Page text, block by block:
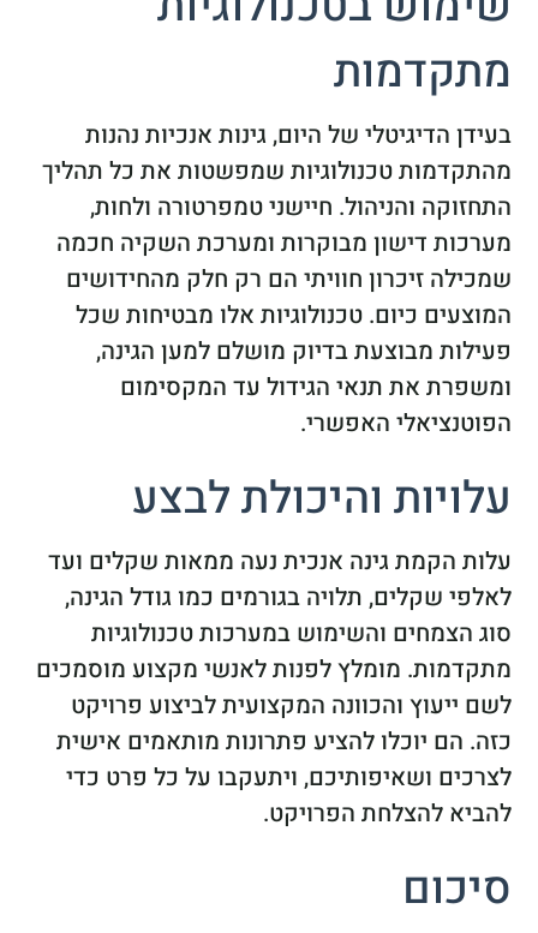
מתקדמות
בעידן הדיגיטלי של היום, גינות אנכיות נהנות
מהתקדמות טכנולוגיות שמפשטות את כל תהליך
התחזוקה והניהול. חיישני טמפרטורה ולחות,
מערכות דישון מבוקרות ומערכת השקיה חכמה
שמכילה זיכרון חוויתי הם רק חלק מהחידושים
המוצעים כיום. טכנולוגיות אלו מבטיחות שכל
פעילות מבוצעת בדיוק מושלם למען הגינה,
ומשפרת את תנאי הגידול עד המקסימום
הפוטנציאלי האפשרי.
עלויות והיכולת לבצע
עלות הקמת גינה אנכית נעה ממאות שקלים ועד
לאלפי שקלים, תלויה בגורמים כמו גודל הגינה,
סוג הצמחים והשימוש במערכות טכנולוגיות
מתקדמות. מומלץ לפנות לאנשי מקצוע מוסמכים
לשם ייעוץ והכוונה המקצועית לביצוע פרויקט
כזה. הם יוכלו להציע פתרונות מותאמים אישית
לצרכים ושאיפותיכם, ויתעקבו על כל פרט כדי
להביא להצלחת הפרויקט.
סיכום